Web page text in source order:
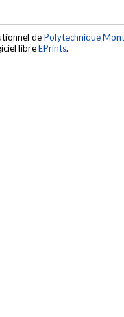
dePolytechnique
libreEPrints.